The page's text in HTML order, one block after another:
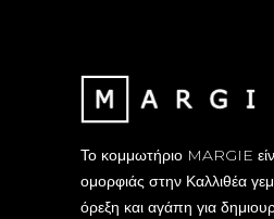
Το κομμωτήριο MARGIE
ομορφιάς στην Καλλιθέα
όρεξη και αγάπη για